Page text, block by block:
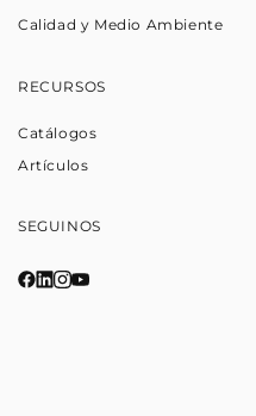
Calidad y Medio Ambiente
RECURSOS
Catálogos
Artículos
SEGUINOS